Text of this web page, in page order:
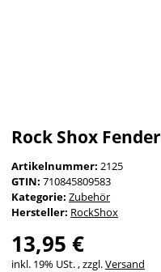
Rock Shox Fender
Artikelnummer: 2125
GTIN: 710845809583
Kategorie: Zubehör
Hersteller: RockShox
13,95 €
inkl. 19% USt. , zzgl.Versand